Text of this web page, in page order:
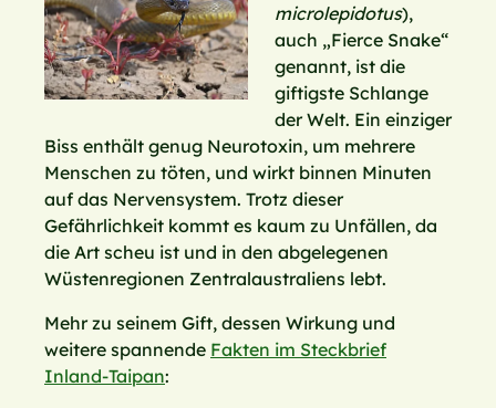
microlepidotus),
auch „Fierce Snake“
genannt, ist die
giftigste Schlange
der Welt. Ein einziger
Biss enthält genug Neurotoxin, um mehrere
Menschen zu töten, und wirkt binnen Minuten
auf das Nervensystem. Trotz dieser
Gefährlichkeit kommt es kaum zu Unfällen, da
die Art scheu ist und in den abgelegenen
Wüstenregionen Zentralaustraliens lebt.
Mehr zu seinem Gift, dessen Wirkung und
weitere spannende Fakten im Steckbrief
Inland-Taipan: